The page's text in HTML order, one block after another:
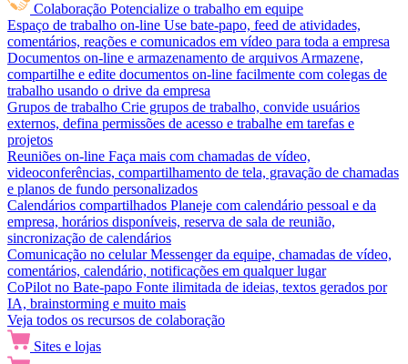
Colaboração Potencialize o trabalho em equipe
Espaço de trabalho on-line Use bate-papo, feed de atividades,
comentários, reações e comunicados em vídeo para toda a empresa
Documentos on-line e armazenamento de arquivos Armazene,
compartilhe e edite documentos on-line facilmente com colegas de
trabalho usando o drive da empresa
Grupos de trabalho Crie grupos de trabalho, convide usuários
externos, defina permissões de acesso e trabalhe em tarefas e
projetos
Reuniões on-line Faça mais com chamadas de vídeo,
videoconferências, compartilhamento de tela, gravação de chamadas
e planos de fundo personalizados
Calendários compartilhados Planeje com calendário pessoal e da
empresa, horários disponíveis, reserva de sala de reunião,
sincronização de calendários
Comunicação no celular Messenger da equipe, chamadas de vídeo,
comentários, calendário, notificações em qualquer lugar
CoPilot no Bate-papo Fonte ilimitada de ideias, textos gerados por
IA, brainstorming e muito mais
Veja todos os recursos de colaboração
Sites e lojas